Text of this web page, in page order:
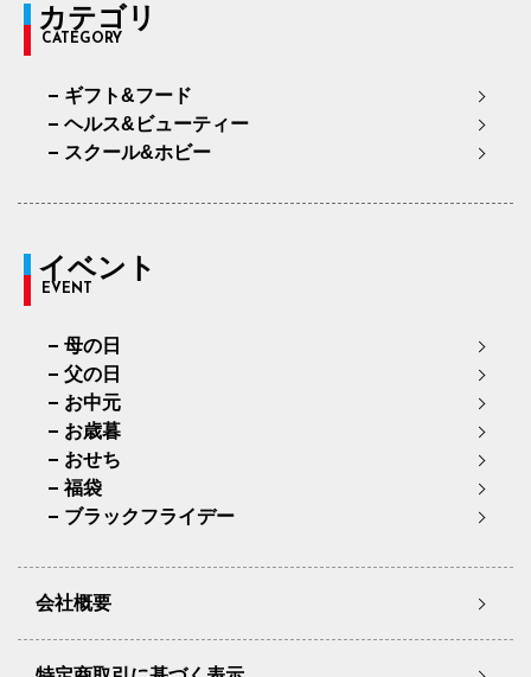
カテゴリ
CATEGORY
ギフト&フード
ヘルス&ビューティー
スクール&ホビー
イベント
EVENT
母の日
父の日
お中元
お歳暮
おせち
福袋
ブラックフライデー
会社概要